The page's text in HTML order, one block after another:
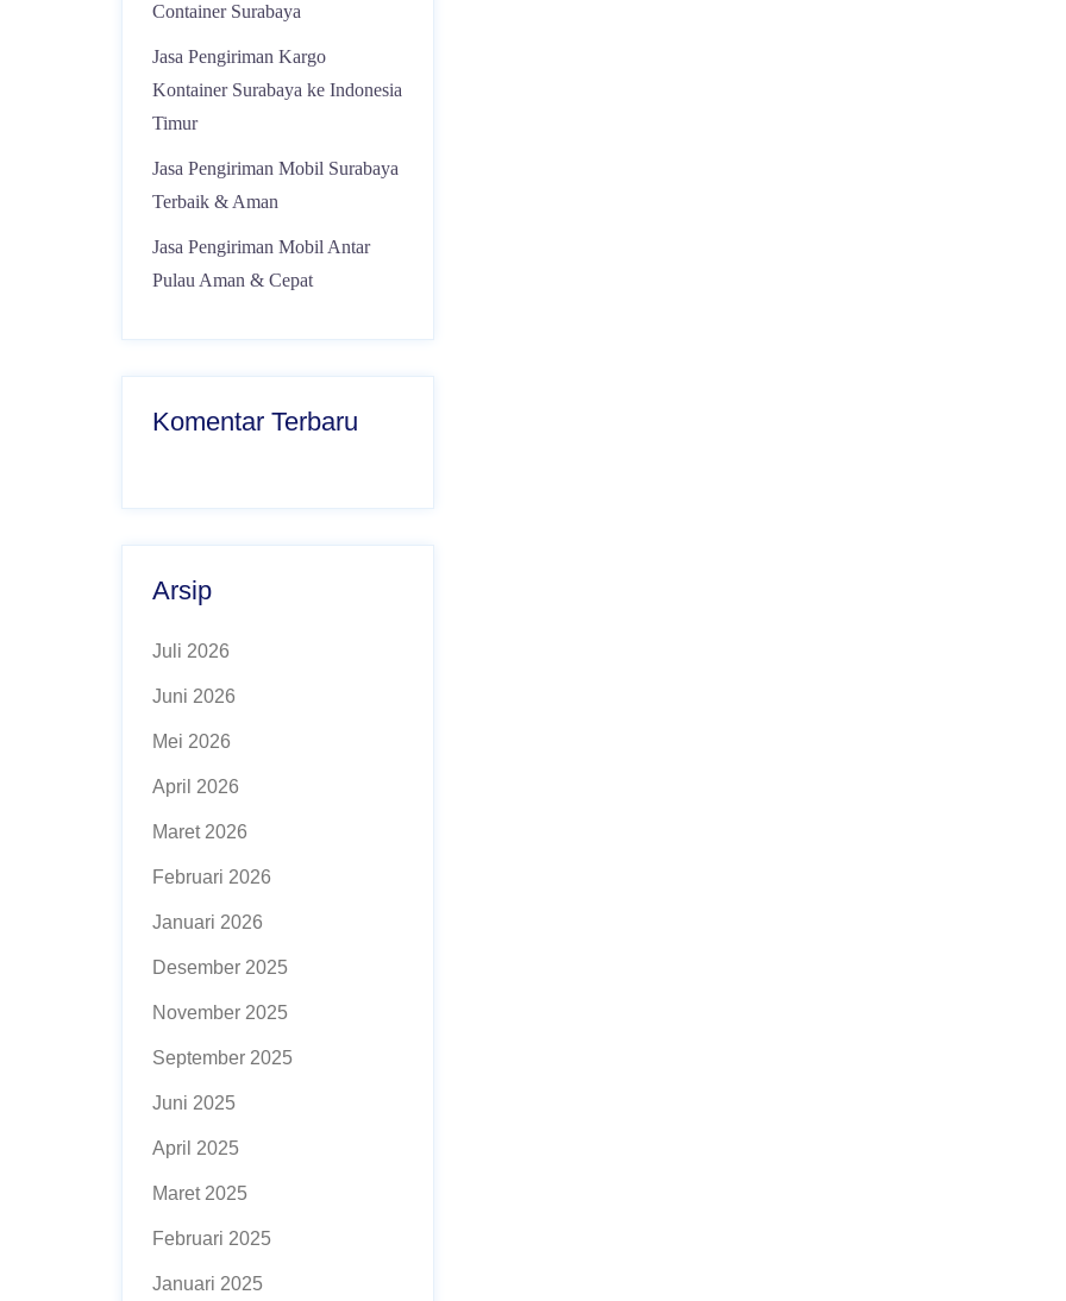
Container Surabaya
Jasa Pengiriman Kargo
Kontainer Surabaya ke Indonesia
Timur
Jasa Pengiriman Mobil Surabaya
Terbaik & Aman
Jasa Pengiriman Mobil Antar
Pulau Aman & Cepat
Komentar Terbaru
Arsip
Juli 2026
Juni 2026
Mei 2026
April 2026
Maret 2026
Februari 2026
Januari 2026
Desember 2025
November 2025
September 2025
Juni 2025
April 2025
Maret 2025
Februari 2025
Januari 2025